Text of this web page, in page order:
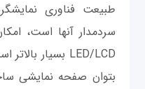
بتوان صفحه نمایشی